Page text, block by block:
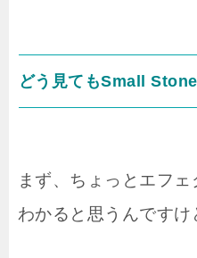
どう見てもSmall Stone
まず、ちょっとエフ
わかると思うんですけ